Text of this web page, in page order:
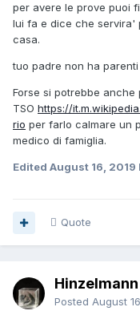
per avere le prove puoi
lui fa e dice che servira'
casa.
tuo padre non ha
Forse si potrebbe anche
TSO https://
rio per farlo calmare un
medico di famiglia.
Edited August 16, 2019
Quote
Hinzelmann
Posted August